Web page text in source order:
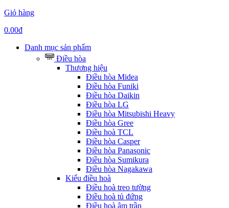
Giỏ hàng
0.00đ
Danh mục sản phẩm
Điều hòa
Thương hiệu
Điều hòa Midea
Điều hòa Funiki
Điều hòa Daikin
Điều hòa LG
Điều hòa Mitsubishi Heavy
Điều hòa Gree
Điều hoà TCL
Điều hòa Casper
Điều hòa Panasonic
Điều hòa Sumikura
Điều hòa Nagakawa
Kiểu điều hoà
Điều hoà treo tường
Điều hoà tủ đứng
Điều hoà âm trần